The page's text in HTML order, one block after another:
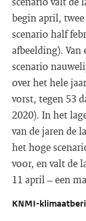
begin april,
scenario half
afbeelding).
scenario
over het hele
vorst, tegen 53
2020). In het
van de jaren de
het hoge
voor, en valt de
11 april – een
KNMI-